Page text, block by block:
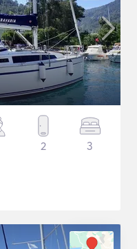
2 3